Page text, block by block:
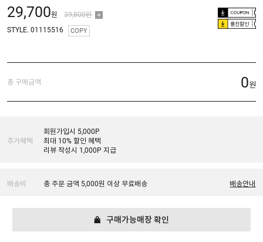
29,700원 39,800원
플친할인
STYLE. 01115516 COPY
총 구매금액 0원
추가혜택
회원가입시 5,000P
최대 10% 할인 혜택
리뷰 작성시 1,000P 지급
배송비 총 주문 금액 5,000원 이상 무료배송 배송안내
구매가능매장 확인